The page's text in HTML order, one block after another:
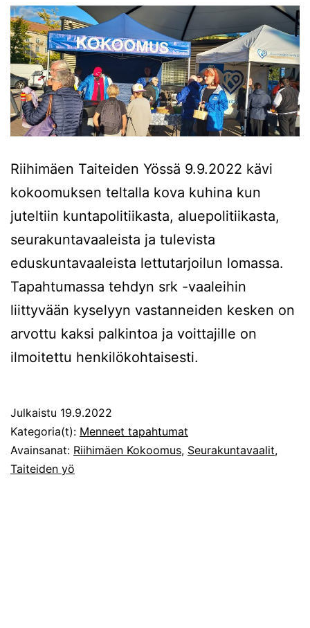
Riihimäen Taiteiden Yössä 9.9.2022 kävi
kokoomuksen teltalla kova kuhina kun
juteltiin kuntapolitiikasta, aluepolitiikasta,
seurakuntavaaleista ja tulevista
eduskuntavaaleista lettutarjoilun lomassa.
Tapahtumassa tehdyn srk -vaaleihin
liittyvään kyselyyn vastanneiden kesken on
arvottu kaksi palkintoa ja voittajille on
ilmoitettu henkilökohtaisesti.
Julkaistu 19.9.2022
Kategoria(t): Menneet tapahtumat
Avainsanat: Riihimäen Kokoomus, Seurakuntavaalit,
Taiteiden yö